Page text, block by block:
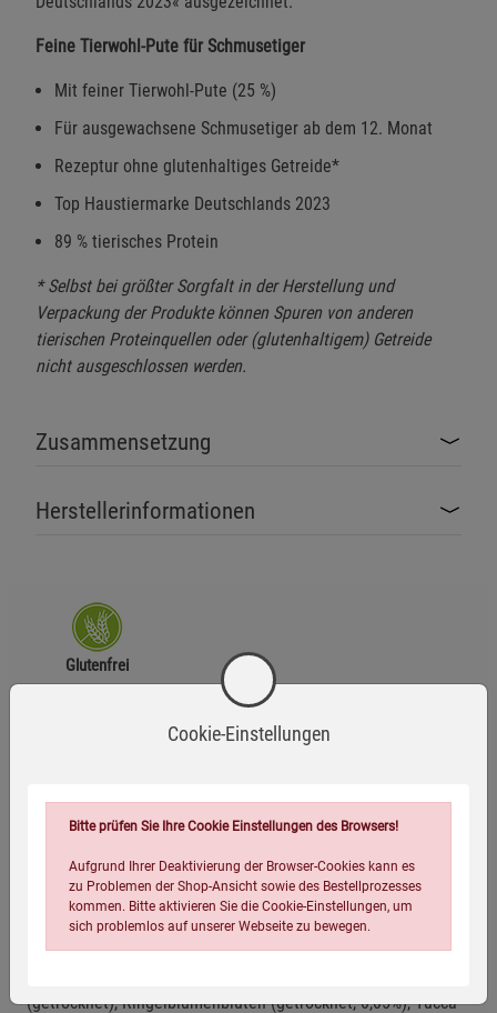
Feine Tierwohl-Pute für Schmusetiger
Mit feiner Tierwohl-Pute (25 %)
Für ausgewachsene Schmusetiger ab dem 12. Monat
Rezeptur ohne glutenhaltiges Getreide*
Top Haustiermarke Deutschlands 2023
89 % tierisches Protein
* Selbst bei größter Sorgfalt in der Herstellung und
Verpackung der Produkte können Spuren von anderen
tierischen Proteinquellen oder (glutenhaltigem) Getreide
nicht ausgeschlossen werden.
Zusammensetzung
Herstellerinformationen
Glutenfrei
Reis (11,5 %), Reismehl, Geflügelfett, frische Leber (5 %),
(entzuckert), Leinsaat, Fischmehl, Erbsenfasern (1,2 %),
Lachsöl, Vollei (getrocknet), Hefe (getrocknet, inkl. 0,1 %
Mannanoligosaccharide, 0,06 % Beta-Glucane), Kaliumchlorid,
Calciumcarbonat, Preiselbeeren (getrocknet, 0,1 %),
(getrocknet), Ringelblumenblüten (getrocknet, 0,05%), Yucca
Cookie-Einstellungen
Bitte prüfen Sie Ihre Cookie Einstellungen des Browsers!
Aufgrund Ihrer Deaktivierung der Browser-Cookies kann es
zu Problemen der Shop-Ansicht sowie des Bestellprozesses
kommen. Bitte aktivieren Sie die Cookie-Einstellungen, um
sich problemlos auf unserer Webseite zu bewegen.